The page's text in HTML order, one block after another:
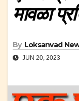
मावळा
By Loksanvad
JUN 20, 2023